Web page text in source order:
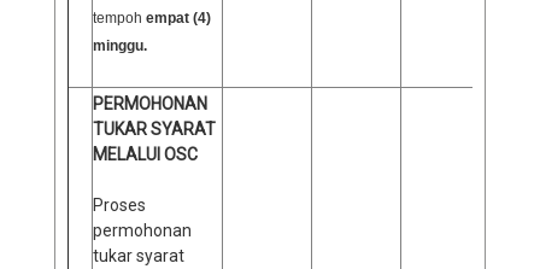
tempoh empat (4)
minggu.
PERMOHONAN
TUKAR SYARAT
MELALUI OSC
Proses
permohonan
tukar syarat